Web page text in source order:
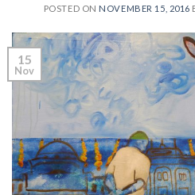
POSTED ON NOVEMBER 15, 2016
15
Nov